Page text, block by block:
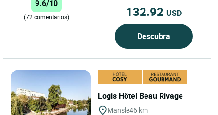
9.6/10
(72 comentarios) 132.92 USD
Descubra
Logis Hôtel Beau Rivage
Mansle46 km